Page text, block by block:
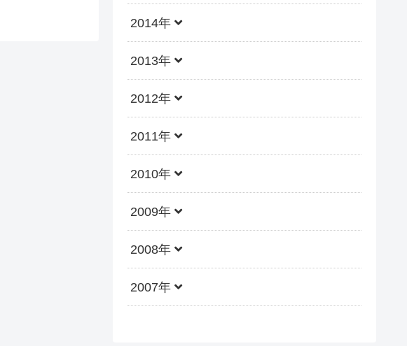
2014年
2013年
2012年
2011年
2010年
2009年
2008年
2007年